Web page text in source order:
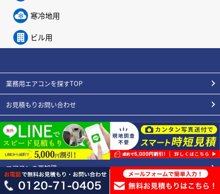
寒冷地用
ビル用
業務用エアコンを探すTOP
お見積もりお問い合わせ
初めてのお客様へ
施工実績
エアコンの豆知識
よくある質問